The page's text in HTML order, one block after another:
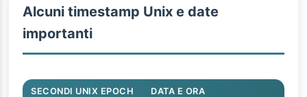
Alcuni timestamp Unix e date
importanti
SECONDI UNIX EPOCH DATA E ORA